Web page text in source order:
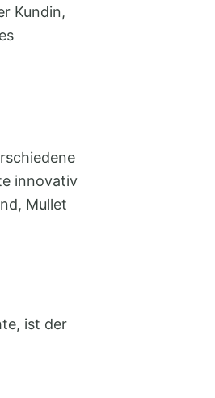
Kundin,
innovativ
Mullet
ist der